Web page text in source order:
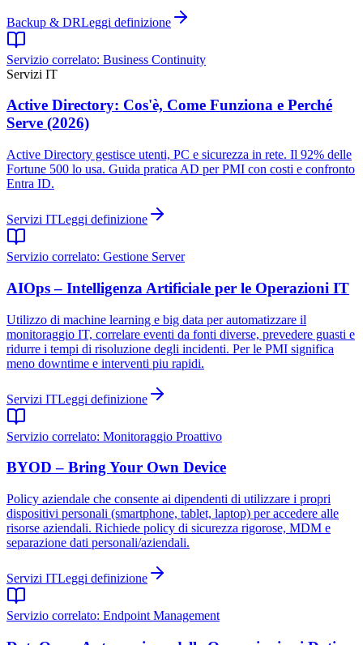
Backup & DRLeggi definizione
Servizio correlato: Business Continuity
Servizi IT
Active Directory: Cos'è, Come Funziona e Perché
Serve (2026)
Active Directory gestisce utenti, PC e sicurezza in rete. Il 92% delle
Fortune 500 lo usa. Guida pratica AD per PMI con costi e confronto
Entra ID.
Servizi ITLeggi definizione
Servizio correlato: Gestione Server
AIOps – Intelligenza Artificiale per le Operazioni IT
Utilizzo di machine learning e big data per automatizzare il
monitoraggio IT, correlare eventi da fonti diverse, prevedere guasti e
ridurre i tempi di risoluzione degli incidenti. Per le PMI significa
meno downtime e interventi piu rapidi.
Servizi ITLeggi definizione
Servizio correlato: Monitoraggio Proattivo
BYOD – Bring Your Own Device
Policy aziendale che consente ai dipendenti di utilizzare i propri
dispositivi personali (smartphone, tablet, laptop) per accedere alle
risorse aziendali. Richiede policy di sicurezza rigorose, MDM e
separazione dati personali/aziendali.
Servizi ITLeggi definizione
Servizio correlato: Endpoint Management